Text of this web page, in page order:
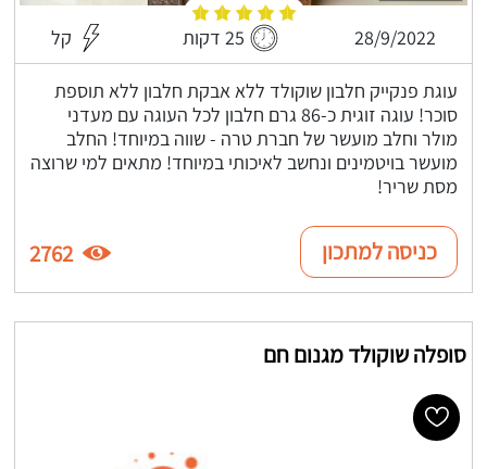
28/9/2022 25 דקות קל
עוגת פנקייק חלבון שוקולד ללא אבקת חלבון ללא תוספת
סוכר! עוגה זוגית כ-86 גרם חלבון לכל העוגה עם מעדני
מולר וחלב מועשר של חברת טרה - שווה במיוחד! החלב
מועשר בויטמינים ונחשב לאיכותי במיוחד! מתאים למי שרוצה
מסת שריר!
כניסה למתכון 2762
סופלה שוקולד מגנום חם